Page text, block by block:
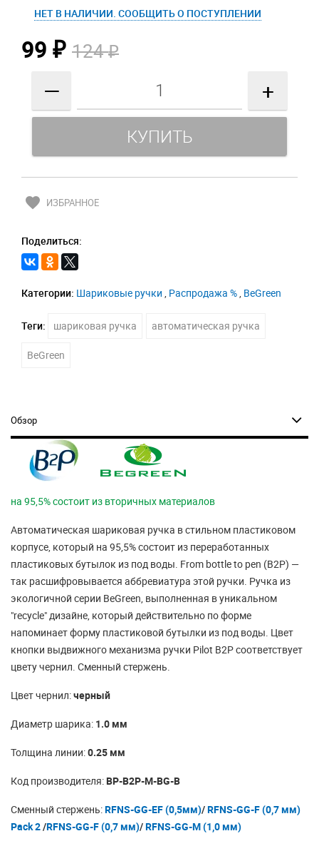
НЕТ В НАЛИЧИИ. СООБЩИТЬ О ПОСТУПЛЕНИИ
99 ₽ 124₽
— +
favorite ИЗБРАННОЕ
Поделиться:
Категории: Шариковые ручки , Распродажа %, BeGreen
Теги: шариковая ручка автоматическая ручка
BeGreen
Обзор
на 95,5% состоит из вторичных материалов
Автоматическая шариковая ручка в стильном пластиковом
корпусе, который на 95,5% состоит из переработанных
пластиковых бутылок из под воды. From bottle to pen (B2P) —
так расшифровывается аббревиатура этой ручки. Ручка из
экологичной серии BeGreen, выполненная в уникальном
"recycle" дизайне, который действительно по форме
напоминает форму пластиковой бутылки из под воды. Цвет
кнопки выдвижного механизма ручки Pilot B2P соответствует
цвету чернил. Сменный стержень.
Цвет чернил:черный
Диаметр шарика: 1.0 мм
Толщина линии:0.25 мм
Код производителя: BP-B2P-M-BG-B
Сменный стержень:RFNS-GG-EF (0,5мм)/RFNS-GG-F (0,7 мм)
Pack 2/RFNS-GG-F (0,7 мм)/RFNS-GG-M (1,0 мм)